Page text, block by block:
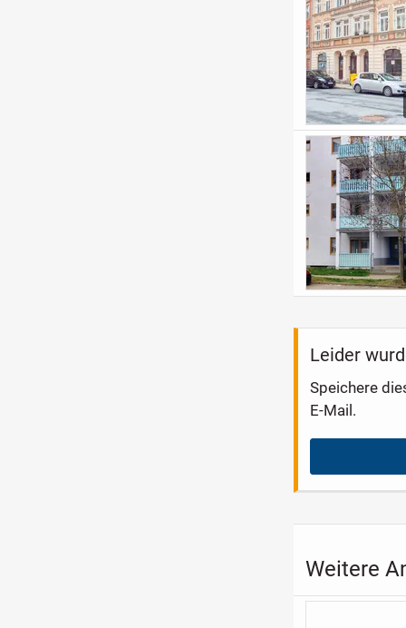
Leider
Speichere
E-Mail.
Weitere